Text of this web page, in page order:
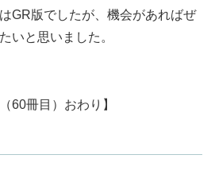
GR版でしたが、機会があればぜ
いと思いました。
60冊目）おわり】